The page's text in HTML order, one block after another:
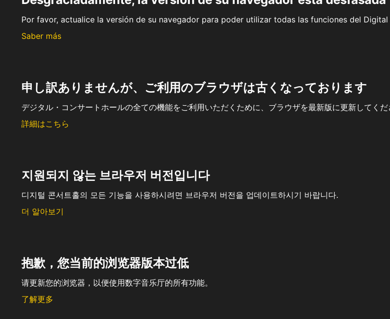
Por favor, actualice la versión de su navegador para poder utilizar todas las funciones del
Saber más
申し訳ありませんが、ご利用のブラウザは古くなっております
デジタル・コンサートホールの全ての機能をご利用いただくために、ブラウザを最新版に更新してくだ
詳細はこちら
지원되지 않는 브라우저 버전입니다
디지털 콘서트홀의 모든 기능을 사용하시려면 브라우저 버전을 업데이트하시기 바랍니다.
더 알아보기
抱歉，您当前的浏览器版本过低
请更新您的浏览器，以便使用数字音乐厅的所有功能。
了解更多